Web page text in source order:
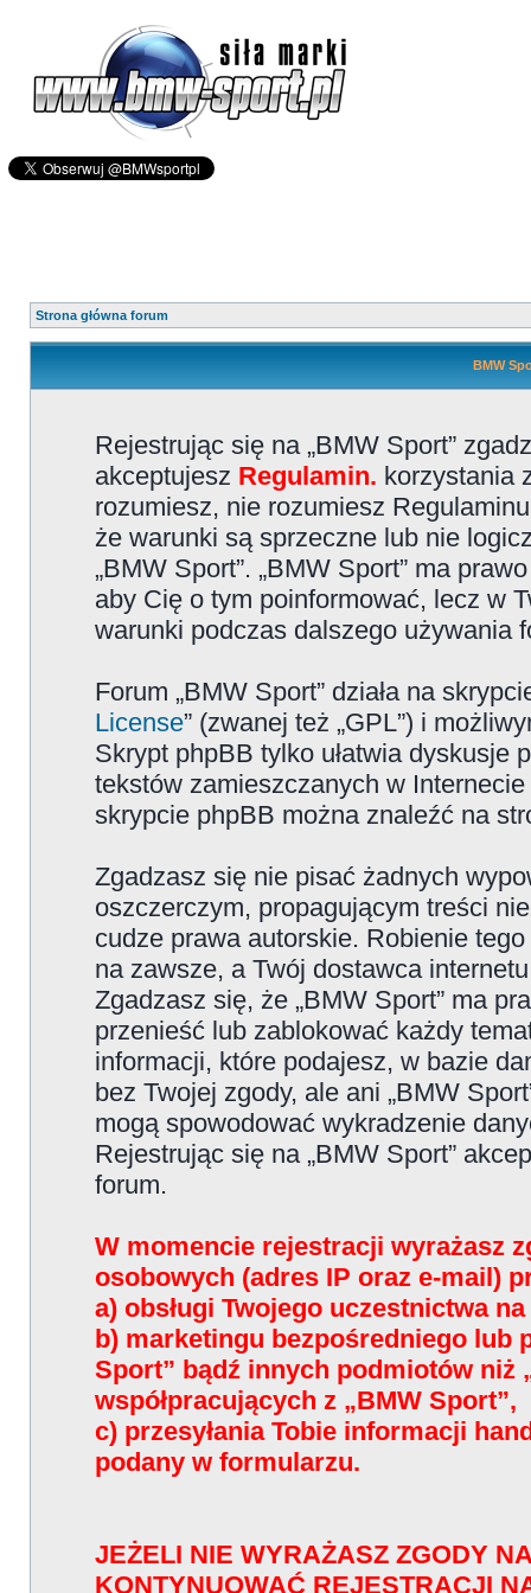
Strona główna forum
BMW
Rejestrując się na „BMW Sport”
akceptujesz Regulamin. korzystania
rozumiesz, nie rozumiesz
że warunki są sprzeczne lub nie
„BMW Sport”. „BMW Sport” ma
aby Cię o tym poinformować, lecz w
warunki podczas dalszego używania
Forum „BMW Sport” działa na
License” (zwanej też „GPL”) i
Skrypt phpBB tylko ułatwia dyskusje
tekstów zamieszczanych w
skrypcie phpBB można znaleźć na
Zgadzasz się nie pisać żadnych
oszczerczym, propagującym treści
cudze prawa autorskie. Robienie
na zawsze, a Twój dostawca
Zgadzasz się, że „BMW Sport” ma
przenieść lub zablokować każdy
informacji, które podajesz, w bazie
bez Twojej zgody, ale ani „BMW
mogą spowodować wykradzenie
Rejestrując się na „BMW Sport”
forum.
W momencie rejestracji wyrażasz
osobowych (adres IP oraz e-mail)
a) obsługi Twojego uczestnictwa
b) marketingu bezpośredniego lub
Sport” bądź innych podmiotów niż
współpracujących z „BMW Sport”,
c) przesyłania Tobie informacji
podany w formularzu.
JEŻELI NIE WYRAŻASZ ZGODY
KONTYNUOWAĆ REJESTRACJI